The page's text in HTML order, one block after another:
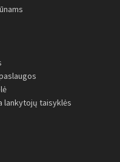
lankytojų taisyklės